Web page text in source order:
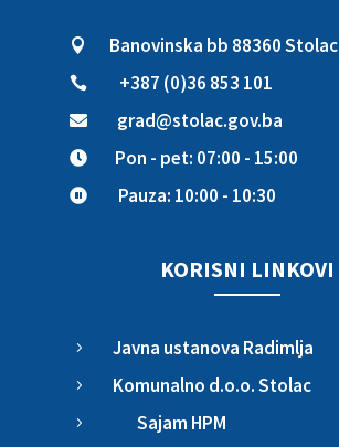
 Banovinska bb 88360 Stolac
 +387 (0)36 853 101
 grad@stolac.gov.ba
 Pon - pet: 07:00 - 15:00
 Pauza: 10:00 - 10:30
KORISNI LINKOVI
5 Javna ustanova Radimlja
5 Komunalno d.o.o. Stolac
5 Sajam HPM